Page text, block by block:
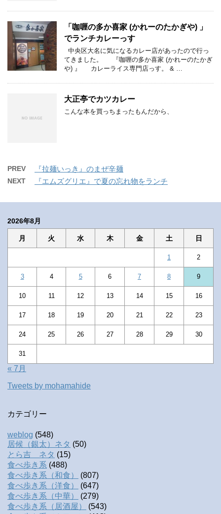
「咖喱の多か喜家 (かれーのたかぎや) 」
でランチカレーっす
中央区大名に気になるカレー店があったので行っ
てきました。 『咖喱の多か喜家 (かれーのたかぎ
や) 』 カレーライス専門店っす。 & …
大正亭でカツカレー
こんな本を買っちまったもんだから、
PREV 『拉麺いっき』のまぜ辛麺
NEXT 『エムズグリエ』で夏の忘れ物をランチ
2026年8月
月 火 水 木 金 土 日
1 2
3 4 5 6 7 8 9
10 11 12 13 14 15 16
17 18 19 20 21 22 23
24 25 26 27 28 29 30
31
« 7月
Tweets by mohamahide
カテゴリー
weblog (548)
居候（銀太）ネタ (50)
とら吉 ネタ (15)
食べ歩き系 (488)
食べ歩き系（和食）
(807)
食べ歩き系（洋食）
(647)
食べ歩き系（中華）
(279)
食べ歩き系（居酒屋）
(543)